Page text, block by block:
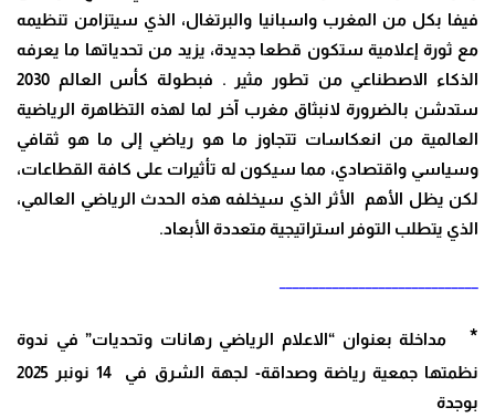
فيفا بكل من المغرب واسبانيا والبرتغال، الذي سيتزامن تنظيمه
مع ثورة إعلامية ستكون قطعا جديدة، يزيد من تحدياتها ما يعرفه
الذكاء الاصطناعي من تطور مثير . فبطولة كأس العالم 2030
ستدشن بالضرورة لانبثاق مغرب آخر لما لهذه التظاهرة الرياضية
العالمية من انعكاسات تتجاوز ما هو رياضي إلى ما هو ثقافي
وسياسي واقتصادي، مما سيكون له تأثيرات على كافة القطاعات،
لكن يظل الأهم الأثر الذي سيخلفه هذه الحدث الرياضي العالمي،
الذي يتطلب التوفر استراتيجية متعددة الأبعاد.
*
مداخلة بعنوان “الاعلام الرياضي رهانات وتحديات” في ندوة
نظمتها جمعية رياضة وصداقة- لجهة الشرق في 14 نونبر 2025
بوجدة